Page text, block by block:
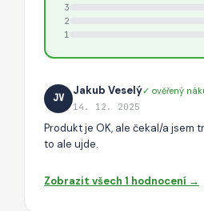
3
2
1
JV
Jakub Veselý✓ ověřený
14. 12. 2025
Produkt je OK, ale čekal/a jsem
to ale ujde.
Zobrazit všech 1 hodnocení →